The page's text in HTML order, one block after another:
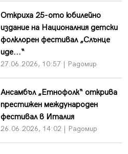
Откриха 25-ото юбилейно
издание на Националния детски
фолклорен фестивал „Слънце
иде...“
27.06.2026, 10:57 | Радомир
Ансамбъл „Етнофолк“ открива
престижен международен
фестивал в Италия
26.06.2026, 14:02 | Радомир